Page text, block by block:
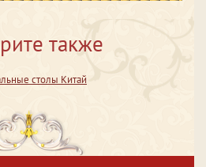
также
столы Китай